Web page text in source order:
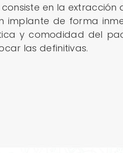
en la extracción
implante de forma
y comodidad del
las definitivas.